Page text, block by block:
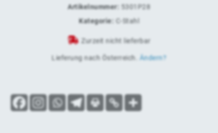
Artikelnummer:
5301P28
Kategorie:
C-Stahl
Zurzeit nicht lieferbar
Lieferung nach Österreich Ändern?